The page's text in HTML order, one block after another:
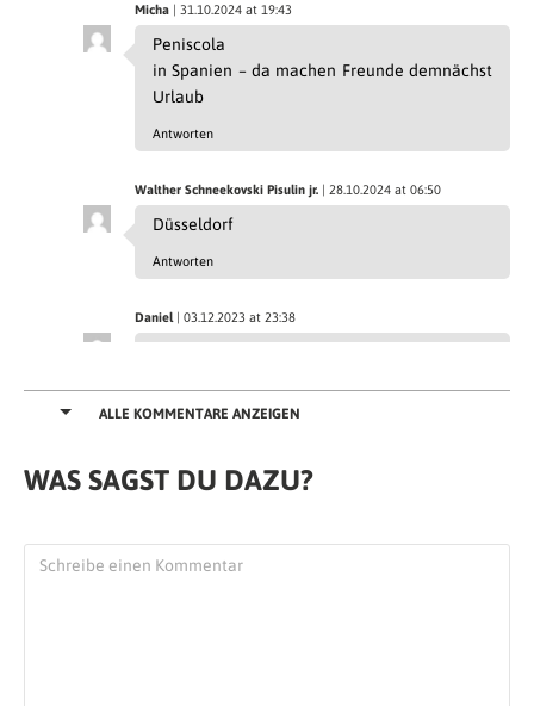
Micha | 31.10.2024 at 19:43
Peniscola
in Spanien – da machen Freunde demnächst
Urlaub
Antworten
Walther Schneekovski Pisulin jr. | 28.10.2024 at 06:50
Düsseldorf
Antworten
Daniel | 03.12.2023 at 23:38
Antworten
Tittenkofen (Ortsteil der Gemeinde
Antworten
ALLE KOMMENTARE ANZEIGEN
WAS SAGST DU DAZU?